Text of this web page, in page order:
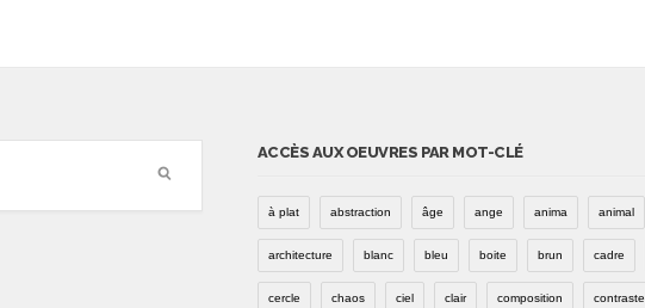
ACCÈS AUX OEUVRES PAR MOT-CLÉ
à plat abstraction âge ange anima animal
architecture blanc bleu boite brun cadre
cercle chaos ciel clair composition contraste